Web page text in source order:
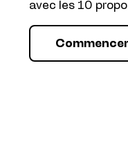
avec les 10